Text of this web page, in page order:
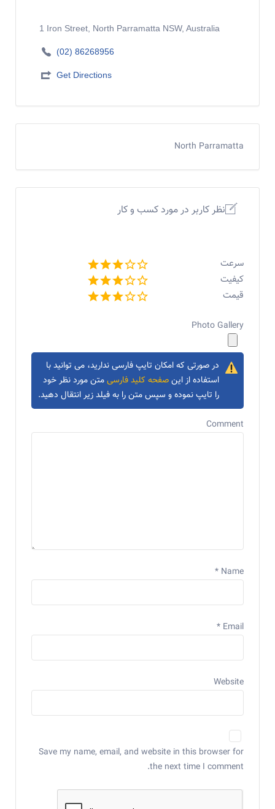
1 Iron Street, North Parramatta NSW, Australia
(02) 86268956
Get Directions
North Parramatta
نظر کاربر در مورد کسب و کار
سرعت
کیفیت
قیمت
Photo Gallery
در صورتی که امکان تایپ فارسی ندارید، می توانید با
استفاده از اینصفحه کلید فارسیمتن مورد نظر خود
را تایپ نموده و سپس متن را به فیلد زیر انتقال دهید.
Comment
Name
*
Email
*
Website
Save my name, email, and website in this browser for
the next time I comment.